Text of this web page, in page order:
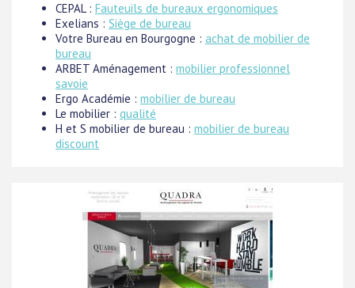
CEPAL : Fauteuils de bureaux ergonomiques
Exelians : Siège de bureau
Votre Bureau en Bourgogne : achat de mobilier de
bureau
ARBET Aménagement : mobilier professionnel
savoie
Ergo Académie : mobilier de bureau
Le mobilier : qualité
H et S mobilier de bureau : mobilier de bureau
discount